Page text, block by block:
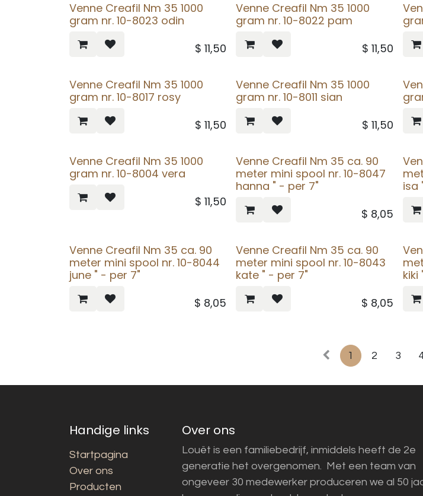
Venne Creafil Nm 35 1000
gram nr. 10-8023 odin
$11,50
Venne Creafil Nm 35 1000
gram nr. 10-8022 pam
$ 11,50
Venne Creafil Nm 35 1000
gram nr. 10-8017 rosy
$11,50
Venne Creafil Nm 35 1000
gram nr. 10-8011 sian
$ 11,50
Venne Creafil Nm 35 1000
gram nr. 10-8004 vera
$11,50
Venne Creafil Nm 35 ca. 90
meter mini spool nr. 10-8047
hanna " - per 7"
$ 8,05
isa
Venne Creafil Nm 35 ca. 90
meter mini spool nr. 10-8044
june " - per 7"
$ 8,05
Venne Creafil Nm 35 ca. 90
meter mini spool nr. 10-8043
kate " - per 7"
$ 8,05
kiki
1 2 3
Handige links
Startpagina
Over ons
Producten
Over ons
Louët is een familiebedrijf, inmiddels heeft de 2e
generatie het overgenomen. Met een team van
ongeveer 30 medewerker produceren we al 50